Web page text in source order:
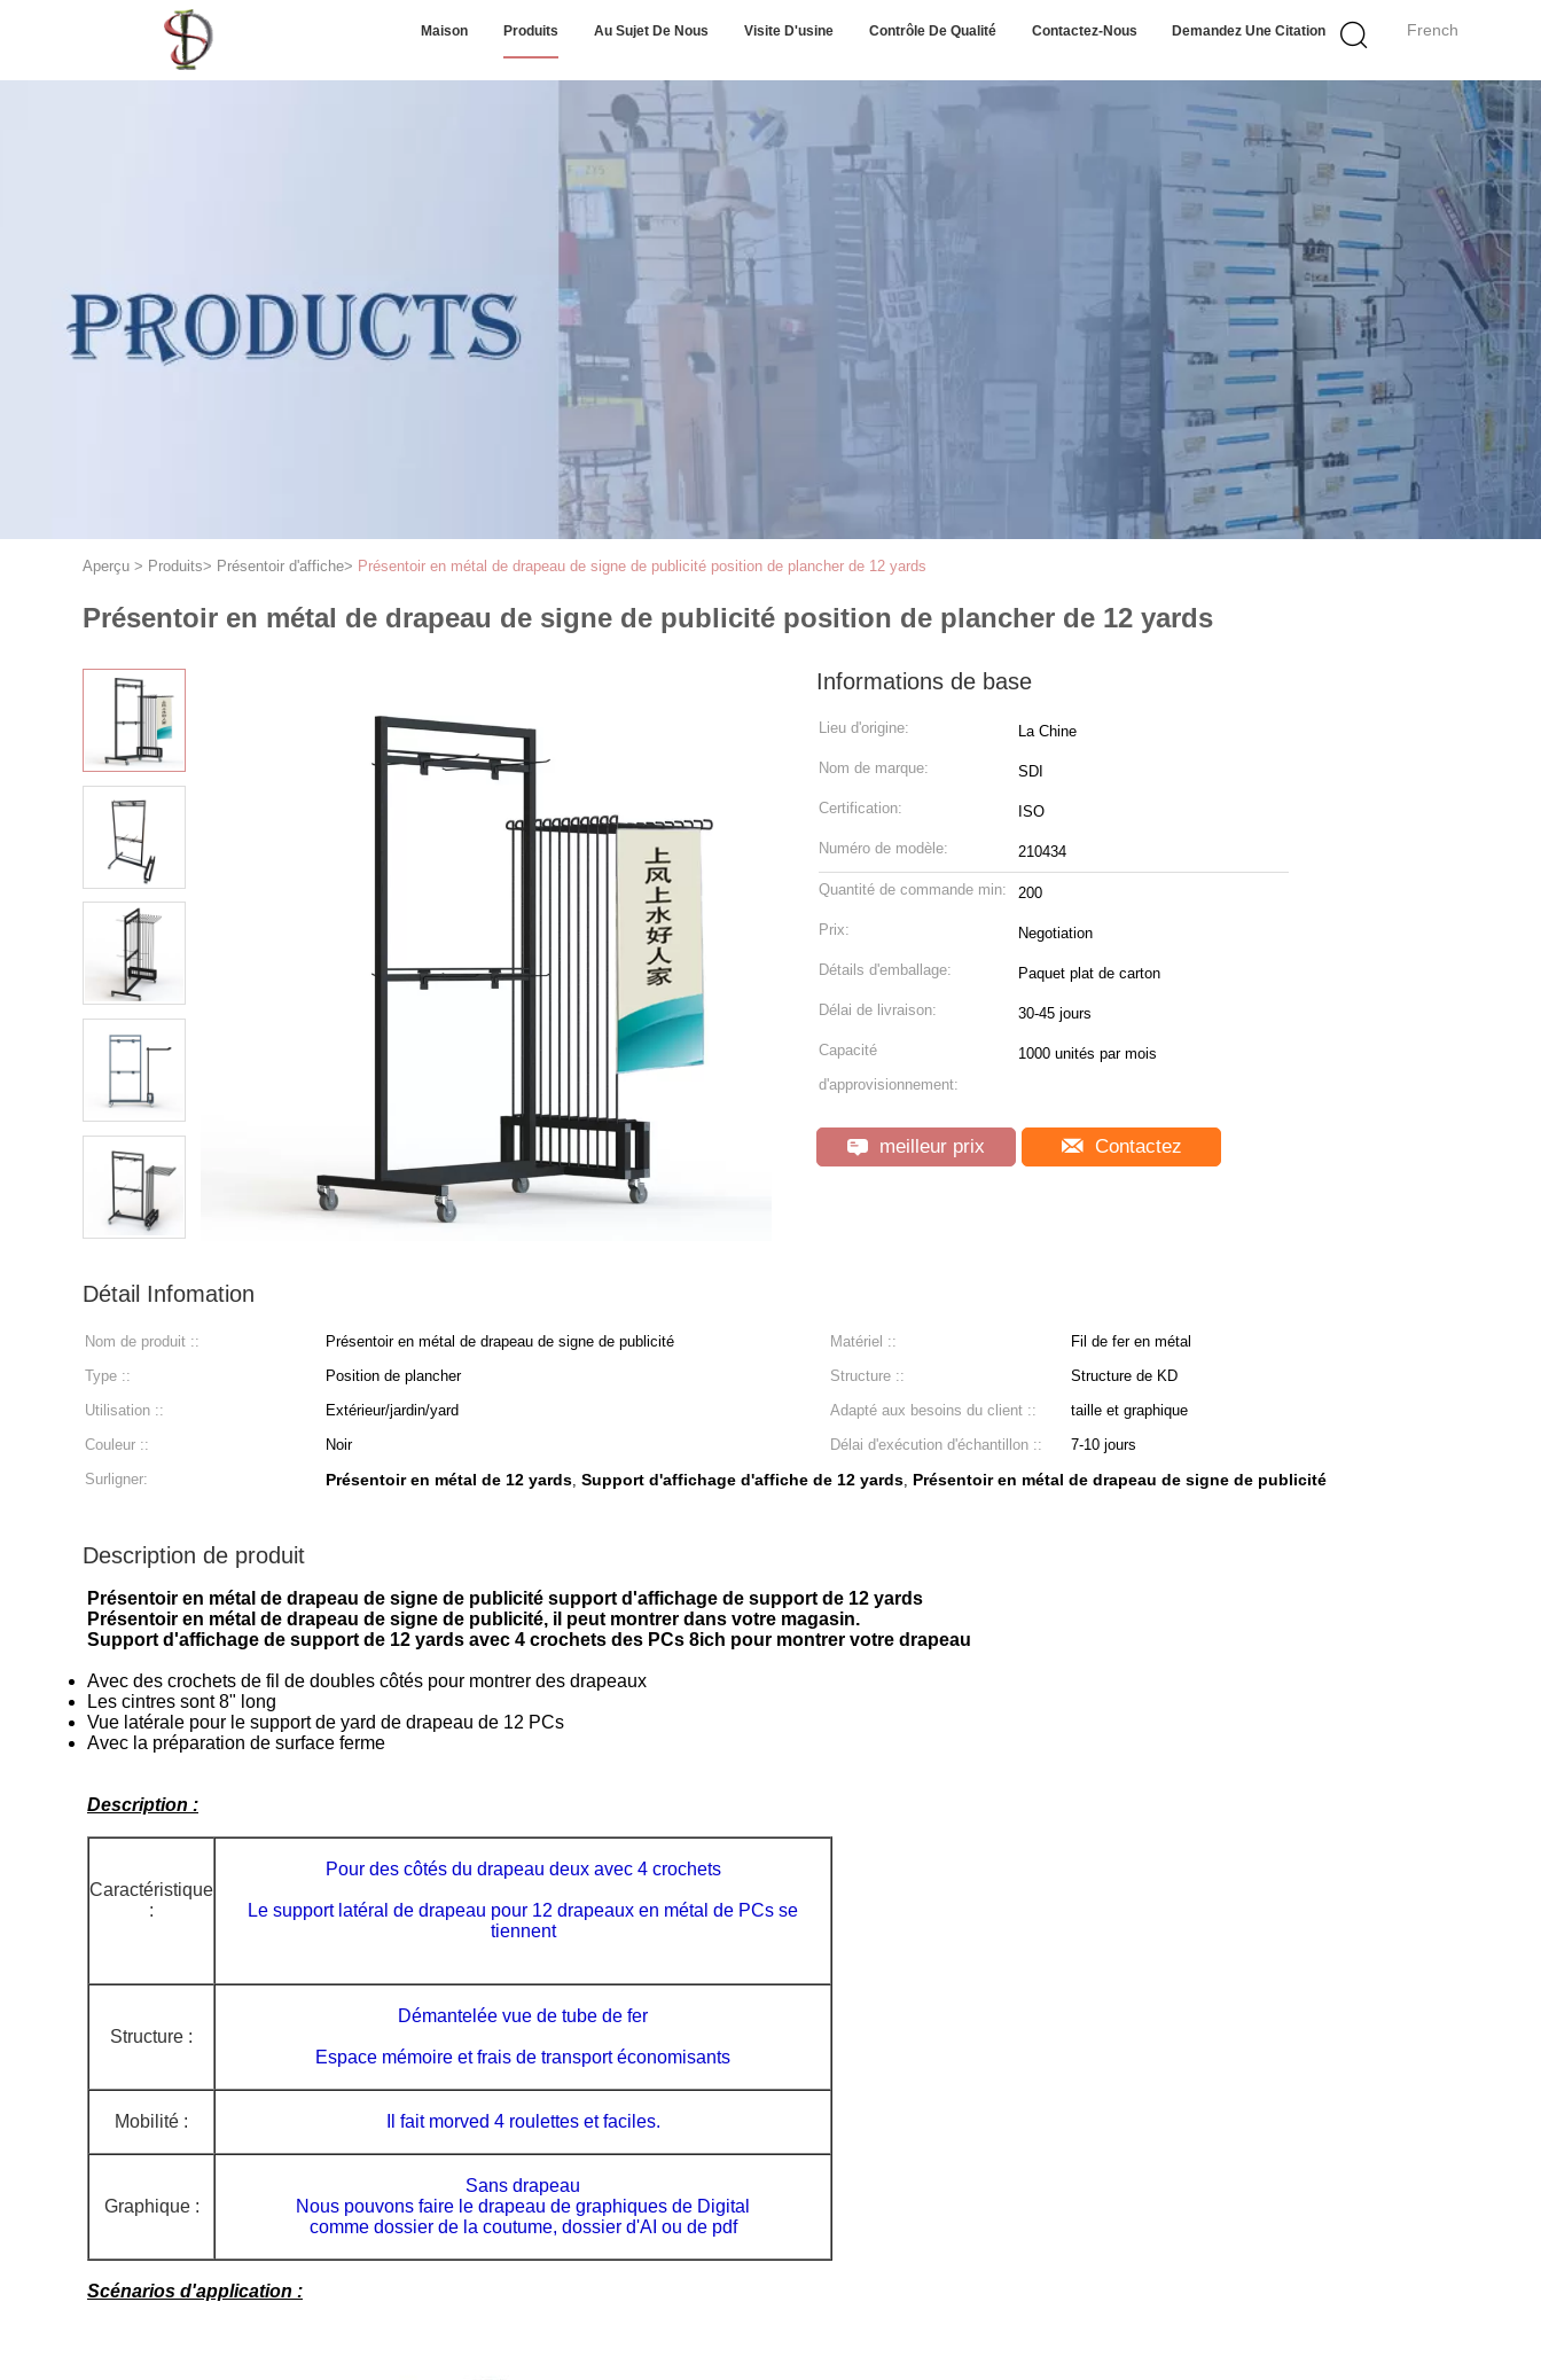
French
Maison Produits Au Sujet De Nous Visite D'usine Contrôle De Qualité Contactez-Nous Demandez Une Citation
Aperçu > Produits> Présentoir d'affiche> Présentoir en métal de drapeau de signe de publicité position de plancher de 12 yards
Présentoir en métal de drapeau de signe de publicité position de plancher de 12 yards
Informations de base
Lieu d'origine: La Chine
Nom de marque: SDI
Certification: ISO
Numéro de modèle: 210434
Quantité de commande min: 200
Prix: Negotiation
Détails d'emballage: Paquet plat de carton
Délai de livraison: 30-45 jours
Capacité
d'approvisionnement:
1000 unités par mois
meilleur prix Contactez
Détail Infomation
Nom de produit :: Présentoir en métal de drapeau de signe de publicité Matériel ::
Fil de fer en métal
Type ::
Position de plancher Structure ::
Structure de KD
Utilisation ::
Extérieur/jardin/yard Adapté aux besoins du client ::
taille et graphique
Couleur ::
Noir Délai d'exécution d'échantillon ::
7-10 jours
Surligner:
Présentoir en métal de 12 yards, Support d'affichage d'affiche de 12 yards, Présentoir en métal de drapeau de signe de publicité
Description de produit
Présentoir en métal de drapeau de signe de publicité support d'affichage de support de 12 yards
Présentoir en métal de drapeau de signe de publicité, il peut montrer dans votre magasin.
Support d'affichage de support de 12 yards avec 4 crochets des PCs 8ich pour montrer votre drapeau
Avec des crochets de fil de doubles côtés pour montrer des drapeaux
Les cintres sont 8" long
Vue latérale pour le support de yard de drapeau de 12 PCs
Avec la préparation de surface ferme
Description :
Caractéristique
:
Pour des côtés du drapeau deux avec 4 crochets
Le support latéral de drapeau pour 12 drapeaux en métal de PCs se
tiennent
Structure :
Démantelée vue de tube de fer
Espace mémoire et frais de transport économisants
Mobilité : Il fait morved 4 roulettes et faciles.
Graphique :
Sans drapeau
Nous pouvons faire le drapeau de graphiques de Digital
comme dossier de la coutume, dossier d'AI ou de pdf
Scénarios d'application :